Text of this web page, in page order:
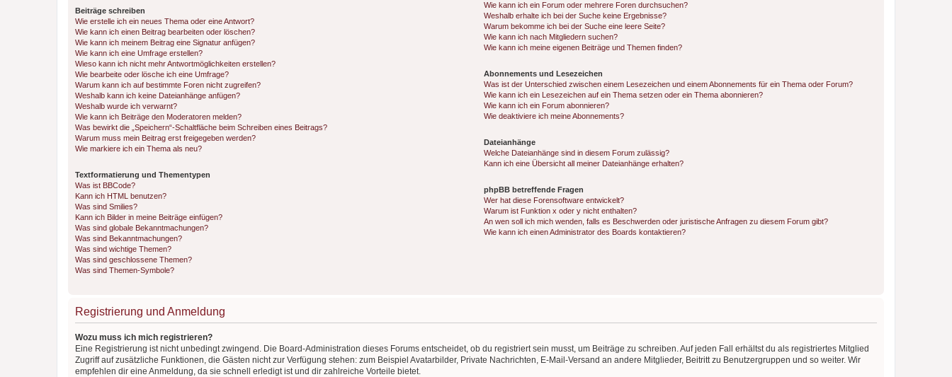
Beiträge schreiben
Wie erstelle ich ein neues Thema oder eine Antwort?
Wie kann ich einen Beitrag bearbeiten oder löschen?
Wie kann ich meinem Beitrag eine Signatur anfügen?
Wie kann ich eine Umfrage erstellen?
Wieso kann ich nicht mehr Antwortmöglichkeiten erstellen?
Wie bearbeite oder lösche ich eine Umfrage?
Warum kann ich auf bestimmte Foren nicht zugreifen?
Weshalb kann ich keine Dateianhänge anfügen?
Weshalb wurde ich verwarnt?
Wie kann ich Beiträge den Moderatoren melden?
Was bewirkt die „Speichern“-Schaltfläche beim Schreiben eines Beitrags?
Warum muss mein Beitrag erst freigegeben werden?
Wie markiere ich ein Thema als neu?
Textformatierung und Thementypen
Was ist BBCode?
Kann ich HTML benutzen?
Was sind Smilies?
Kann ich Bilder in meine Beiträge einfügen?
Was sind globale Bekanntmachungen?
Was sind Bekanntmachungen?
Was sind wichtige Themen?
Was sind geschlossene Themen?
Was sind Themen-Symbole?
Wie kann ich ein Forum oder mehrere Foren durchsuchen?
Weshalb erhalte ich bei der Suche keine Ergebnisse?
Warum bekomme ich bei der Suche eine leere Seite?
Wie kann ich nach Mitgliedern suchen?
Wie kann ich meine eigenen Beiträge und Themen finden?
Abonnements und Lesezeichen
Was ist der Unterschied zwischen einem Lesezeichen und einem Abonnements für ein Thema oder Forum?
Wie kann ich ein Lesezeichen auf ein Thema setzen oder ein Thema abonnieren?
Wie kann ich ein Forum abonnieren?
Wie deaktiviere ich meine Abonnements?
Dateianhänge
Welche Dateianhänge sind in diesem Forum zulässig?
Kann ich eine Übersicht all meiner Dateianhänge erhalten?
phpBB betreffende Fragen
Wer hat diese Forensoftware entwickelt?
Warum ist Funktion x oder y nicht enthalten?
An wen soll ich mich wenden, falls es Beschwerden oder juristische Anfragen zu diesem Forum gibt?
Wie kann ich einen Administrator des Boards kontaktieren?
Registrierung und Anmeldung
Wozu muss ich mich registrieren?
Eine Registrierung ist nicht unbedingt zwingend. Die Board-Administration dieses Forums entscheidet, ob du registriert sein musst, um Beiträge zu schreiben. Auf jeden Fall erhältst du als registriertes Mitglied
Zugriff auf zusätzliche Funktionen, die Gästen nicht zur Verfügung stehen: zum Beispiel Avatarbilder, Private Nachrichten, E-Mail-Versand an andere Mitglieder, Beitritt zu Benutzergruppen und so weiter. Wir
empfehlen dir eine Anmeldung, da sie schnell erledigt ist und dir zahlreiche Vorteile bietet.